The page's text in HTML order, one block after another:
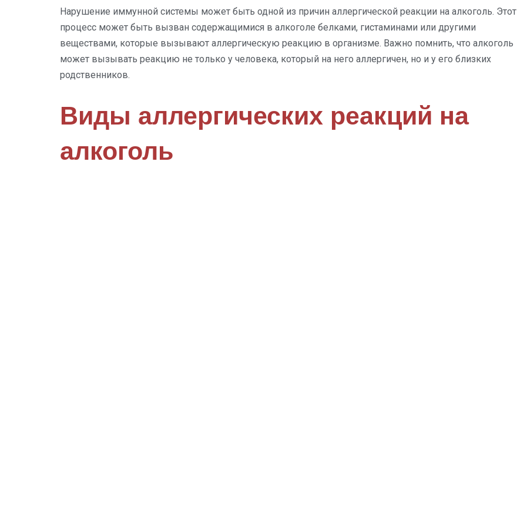
Нарушение иммунной системы может быть одной из причин аллергической реакции на алкоголь. Этот
процесс может быть вызван содержащимися в алкоголе белками, гистаминами или другими
веществами, которые вызывают аллергическую реакцию в организме. Важно помнить, что алкоголь
может вызывать реакцию не только у человека, который на него аллергичен, но и у его близких
родственников.
Виды аллергических реакций на
алкоголь